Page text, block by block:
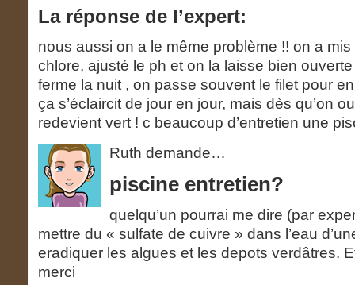
La réponse de l’expert:
nous aussi on a le même problème !! on a mis
chlore, ajusté le ph et on la laisse bien
ferme la nuit , on passe souvent le filet pour
ça s’éclaircit de jour en jour, mais dès qu’on
redevient vert ! c beaucoup d’entretien une
Ruth demande…
piscine entretien?
quelqu’un pourrai me dire (par
mettre du « sulfate de cuivre » dans l’eau
eradiquer les algues et les depots verdâtres.
merci